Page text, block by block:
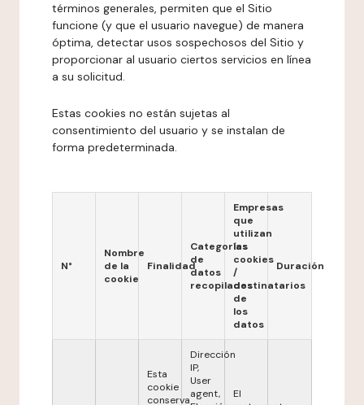
términos generales, permiten que el Sitio
funcione (y que el usuario navegue) de manera
óptima, detectar usos sospechosos del Sitio y
proporcionar al usuario ciertos servicios en línea
a su solicitud.
Estas cookies no están sujetas al
consentimiento del usuario y se instalan de
forma predeterminada.
N°
Nombre
de la
cookie
Finalidad
Categorías
de
datos
recopilados
Empresas
que
utilizan
las
cookies
/
destinatarios
de
los
datos
Duración
Esta
cookie
conserva
Dirección
IP,
User
agent,
El